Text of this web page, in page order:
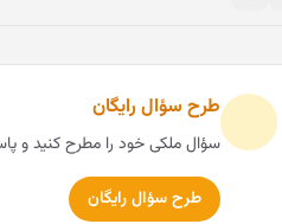
طرح سؤال رایگان
سؤال ملکی خود را مطرح کنید و
طرح سؤال رایگان